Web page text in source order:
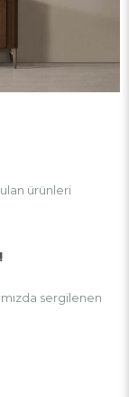
ürünleri
sergilenen